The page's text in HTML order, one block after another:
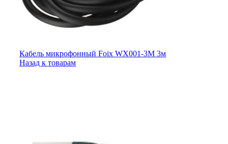
Кабель микрофонный Foix WX001-3M 3м
Назад к товарам